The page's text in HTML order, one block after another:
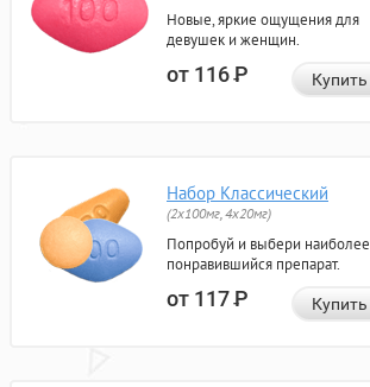
Новые, яркие ощущения для
девушек и женщин.
от 116Р Купить
Набор Классический
(2x100мг, 4x20мг)
Попробуй и выбери наиболее
понравившийся препарат.
от 117Р Купить